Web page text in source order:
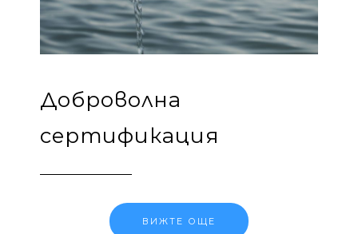
Доброволна
сертификация
ВИЖТЕ ОЩЕ